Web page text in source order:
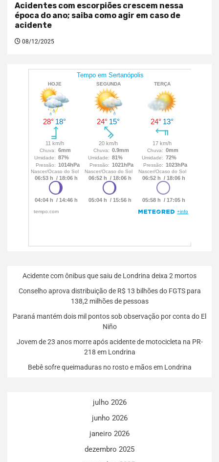
Acidentes com escorpiões crescem nessa
época do ano; saiba como agir em caso de
acidente
08/12/2025
Acidente com ônibus que saiu de Londrina deixa 2 mortos
Conselho aprova distribuição de R$ 13 bilhões do FGTS para
138,2 milhões de pessoas
Paraná mantém dois mil pontos sob observação por conta do El
Niño
Jovem de 23 anos morre após acidente de motocicleta na PR-
218 em Londrina
Bebê sofre queimaduras no rosto e mãos em Londrina
julho 2026
junho 2026
janeiro 2026
dezembro 2025